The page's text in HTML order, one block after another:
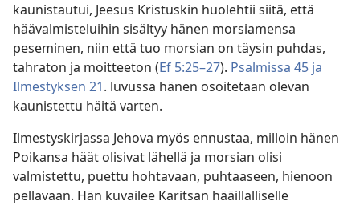
kaunistautui, Jeesus Kristuskin huolehtii siitä, että
häävalmisteluihin sisältyy hänen morsiamensa
peseminen, niin että tuo morsian on täysin puhdas,
tahraton ja moitteeton (Ef 5:25–27). Psalmissa 45 ja
Ilmestyksen 21. luvussa hänen osoitetaan olevan
kaunistettu häitä varten.
Ilmestyskirjassa Jehova myös ennustaa, milloin hänen
Poikansa häät olisivat lähellä ja morsian olisi
valmistettu, puettu hohtavaan, puhtaaseen, hienoon
pellavaan. Hän kuvailee Karitsan hääillalliselle